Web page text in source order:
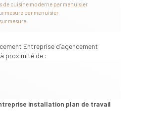
de cuisine moderne par menuisier
mesure par menuisier
mesure
Entreprise d’agencement
proximité de :
installation plan de travail